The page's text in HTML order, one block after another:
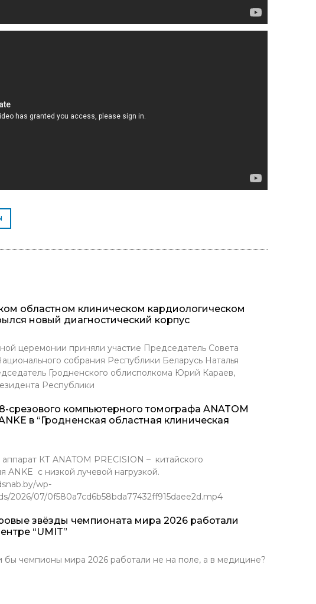
областном клиническом кардиологическом
новый диагностический корпус
церемонии приняли участие Председатель Совета
собрания Республики Беларусь Наталья
Гродненского облисполкома Юрий Караев,
Республики
срезового компьютерного томографа ANATOM
в “Гродненская областная клиническая
КТ ANATOM PRECISION – китайского
ANKE с низкой лучевой нагрузкой.
wp-
2026/07/0f580a7cd6b58bda77432ff915daee2d.mp4
звёзды чемпионата мира 2026 работали
“UMIT”
чемпионы мира 2026 работали не на поле, а в медицине?